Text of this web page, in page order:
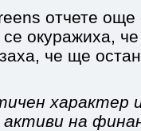
отчете още
окуражиха,
че ще
характер
активи на